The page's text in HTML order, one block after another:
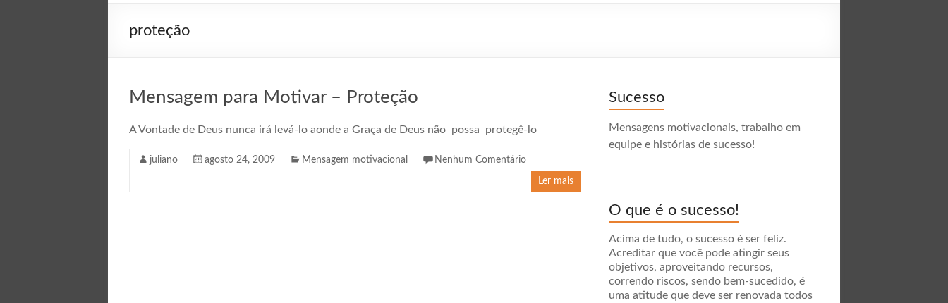
proteção
Mensagem para Motivar – Proteção
A Vontade de Deus nunca irá levá-lo aonde a Graça de Deus não possa protegê-lo
juliano agosto 24, 2009 Mensagem motivacional Nenhum Comentário
Ler mais
Sucesso
Mensagens motivacionais, trabalho em
equipe e histórias de sucesso!
O que é o sucesso!
Acima de tudo, o sucesso é ser feliz.
Acreditar que você pode atingir seus
objetivos, aproveitando recursos,
correndo riscos, sendo bem-sucedido, é
uma atitude que deve ser renovada todos